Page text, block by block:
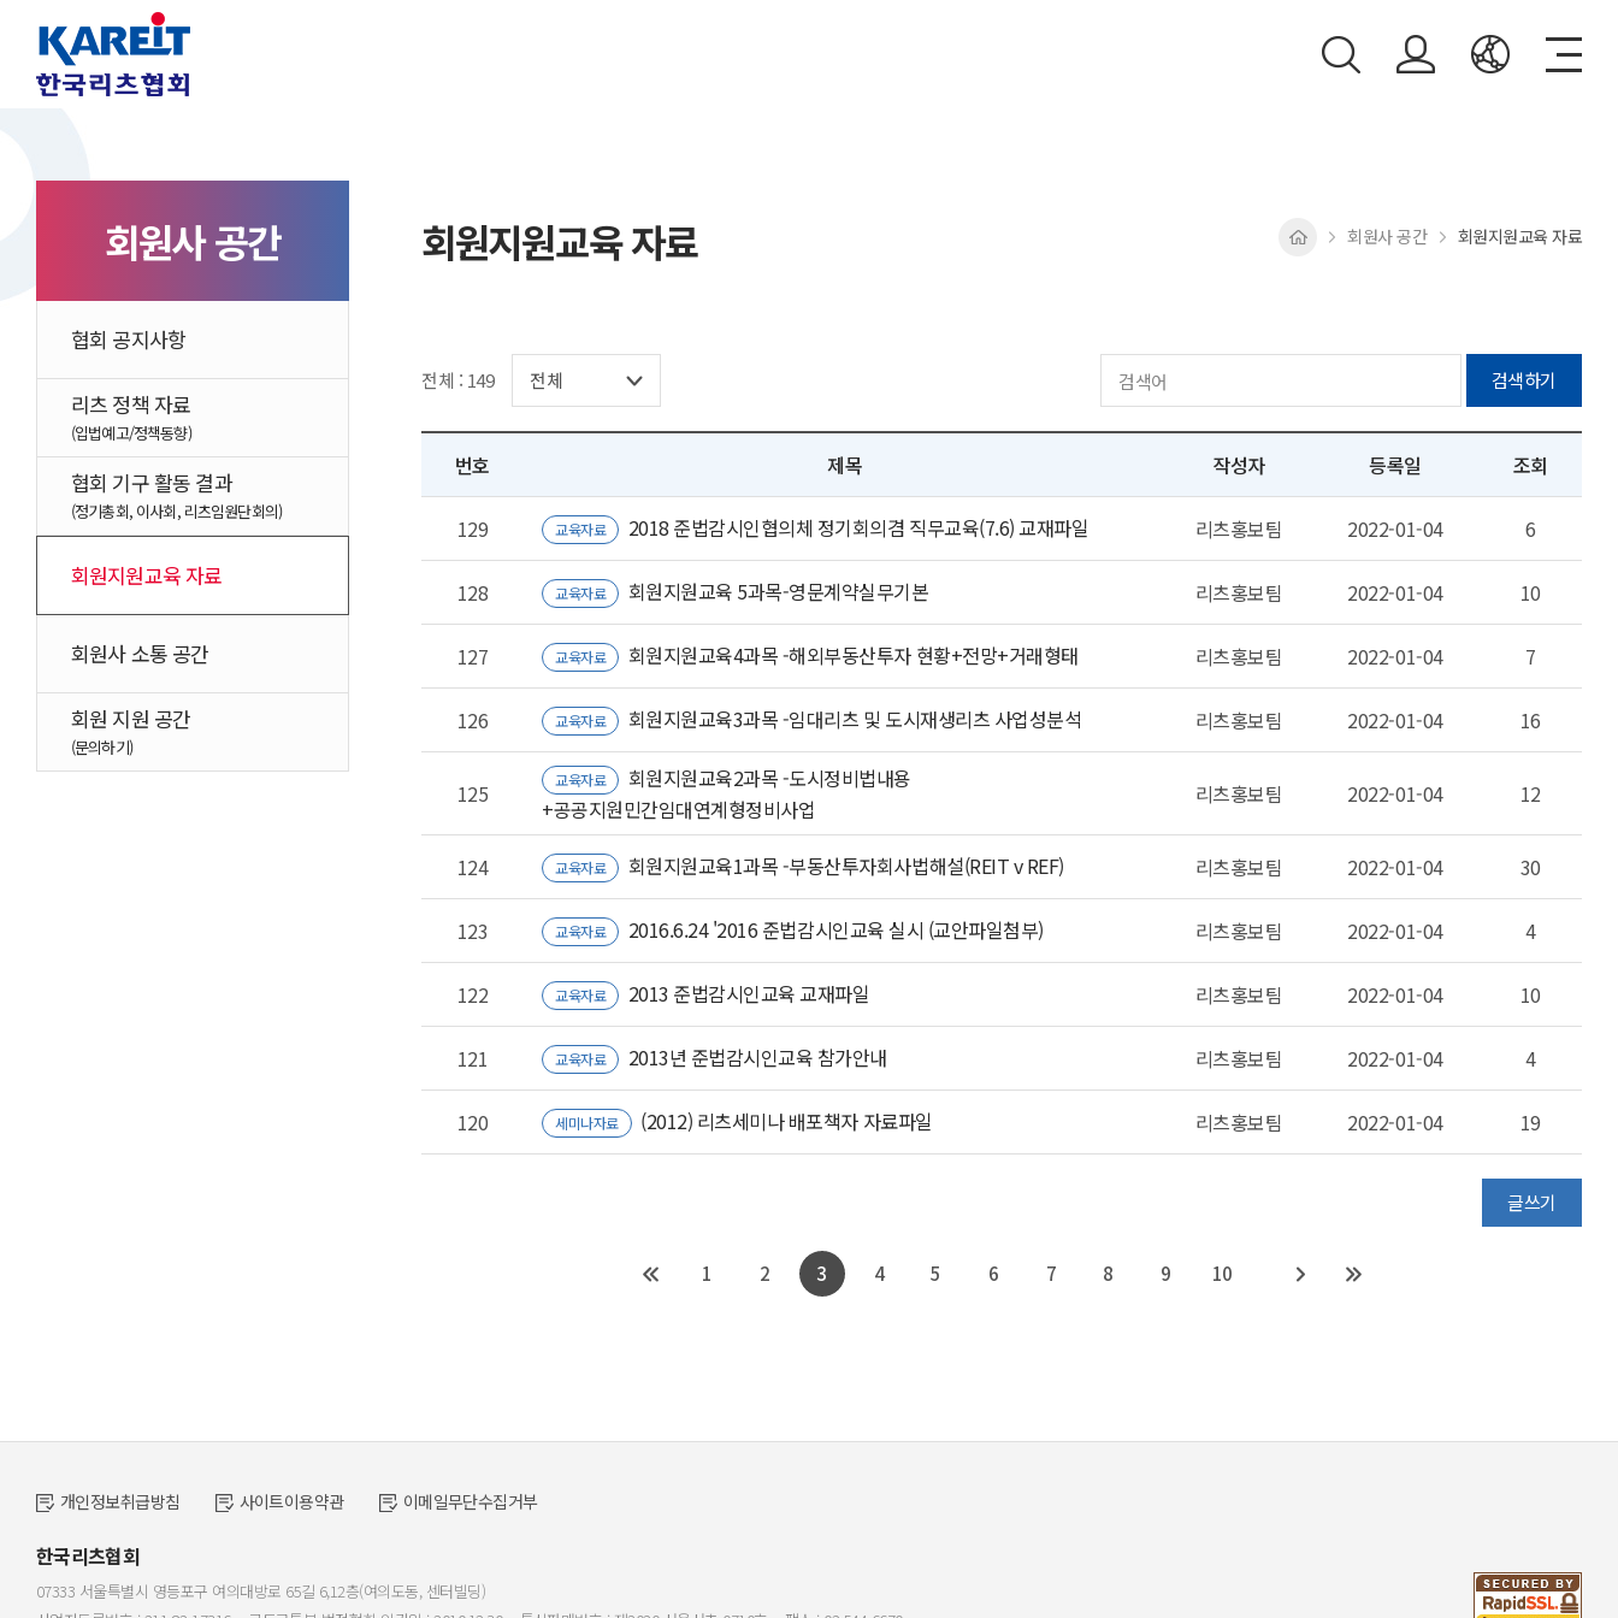
회원사 공간
협회 공지사항
리츠 정책 자료
(입법예고/정책동향)
협회 기구 활동 결과
(정기총회, 이사회, 리츠임원단회의)
회원지원교육 자료
회원사 소통 공간
회원 지원 공간
(문의하기)
회원지원교육 자료 회원사 공간 회원지원교육 자료
전체 : 149 검색하기
번호 제목 작성자 등록일 조회
129 교육자료 2018 준법감시인협의체 정기회의겸 직무교육(7.6) 교재파일 리츠홍보팀 2022-01-04 6
128 교육자료 회원지원교육 5과목-영문계약실무기본 리츠홍보팀 2022-01-04 10
127 교육자료 회원지원교육4과목 -해외부동산투자 현황+전망+거래형태 리츠홍보팀 2022-01-04 7
126 교육자료 회원지원교육3과목 -임대리츠 및 도시재생리츠 사업성분석 리츠홍보팀 2022-01-04 16
125 교육자료
회원지원교육2과목 -도시정비법내용
+공공지원민간임대연계형정비사업
리츠홍보팀 2022-01-04 12
124 교육자료 회원지원교육1과목 -부동산투자회사법해설(REIT v REF) 리츠홍보팀 2022-01-04 30
123 교육자료 2016.6.24 '2016 준법감시인교육 실시 (교안파일첨부) 리츠홍보팀 2022-01-04 4
122 교육자료 2013 준법감시인교육 교재파일 리츠홍보팀 2022-01-04 10
121 교육자료 2013년 준법감시인교육 참가안내 리츠홍보팀 2022-01-04 4
120 세미나자료 (2012) 리츠세미나 배포책자 자료파일 리츠홍보팀 2022-01-04 19
글쓰기
1 2 3 4 5 6 7 8 9 10
개인정보취급방침 사이트이용약관 이메일무단수집거부
한국리츠협회
07333 서울특별시 영등포구 여의대방로 65길 6,12층(여의도동, 센터빌딩)